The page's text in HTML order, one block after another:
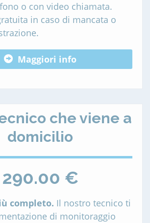
o con video chiamata.
in caso di mancata o
Maggiori info
che viene a
domicilio
290.00 €
completo. Il nostro tecnico ti
di monitoraggio